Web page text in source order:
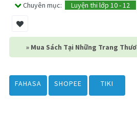
Chuyên mục: Luyện thi lớp 10 - 12
» Mua Sách Tại Những Trang
FAHASA SHOPEE TIKI